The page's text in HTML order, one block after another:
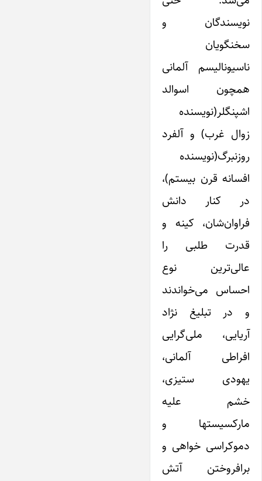
نویسندگان و
سخنگویان
ناسیونالیسم‌ آلمانی
همچون اسوالد
اشپنگلر(نویسنده
زوال غرب) و آلفرد
روزنبرگ‌(نویسنده
افسانه قرن بیستم)،
در کنار دانش
فراوان‌شان، کینه و
قدرت طلبی را
عالی‌ترین‌ نوع
احساس می‌خواندند
و در تبلیغ نژاد
آریایی، ملی‌گرایی
افراطی آلمانی،
یهودی ستیزی،
خشم‌ علیه
مارکسیستها و
دموکراسی خواهی و
برافروختن آتش